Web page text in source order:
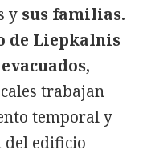
y sus familias.
de Liepkalnis
trabajan
temporal y
edificio